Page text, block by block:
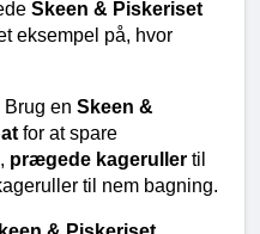
Skeen & Piskeriset
eksempel på, hvor
Brug en Skeen &
for at spare
, prægede kageruller til
til nem bagning.